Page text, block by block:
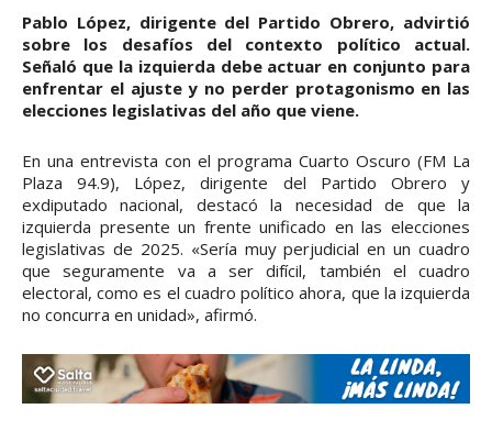
Pablo López, dirigente del Partido Obrero, advirtió
sobre los desafíos del contexto político actual.
Señaló que la izquierda debe actuar en conjunto para
enfrentar el ajuste y no perder protagonismo en las
elecciones legislativas del año que viene.
En una entrevista con el programa Cuarto Oscuro (FM La
Plaza 94.9), López, dirigente del Partido Obrero y
exdiputado nacional, destacó la necesidad de que la
izquierda presente un frente unificado en las elecciones
legislativas de 2025. «Sería muy perjudicial en un cuadro
que seguramente va a ser difícil, también el cuadro
electoral, como es el cuadro político ahora, que la izquierda
no concurra en unidad», afirmó.